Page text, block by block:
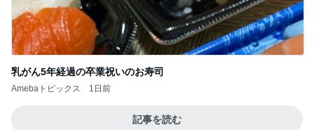
乳がん5年経過の卒業祝いのお寿司
Amebaトピックス 1日前
記事を読む